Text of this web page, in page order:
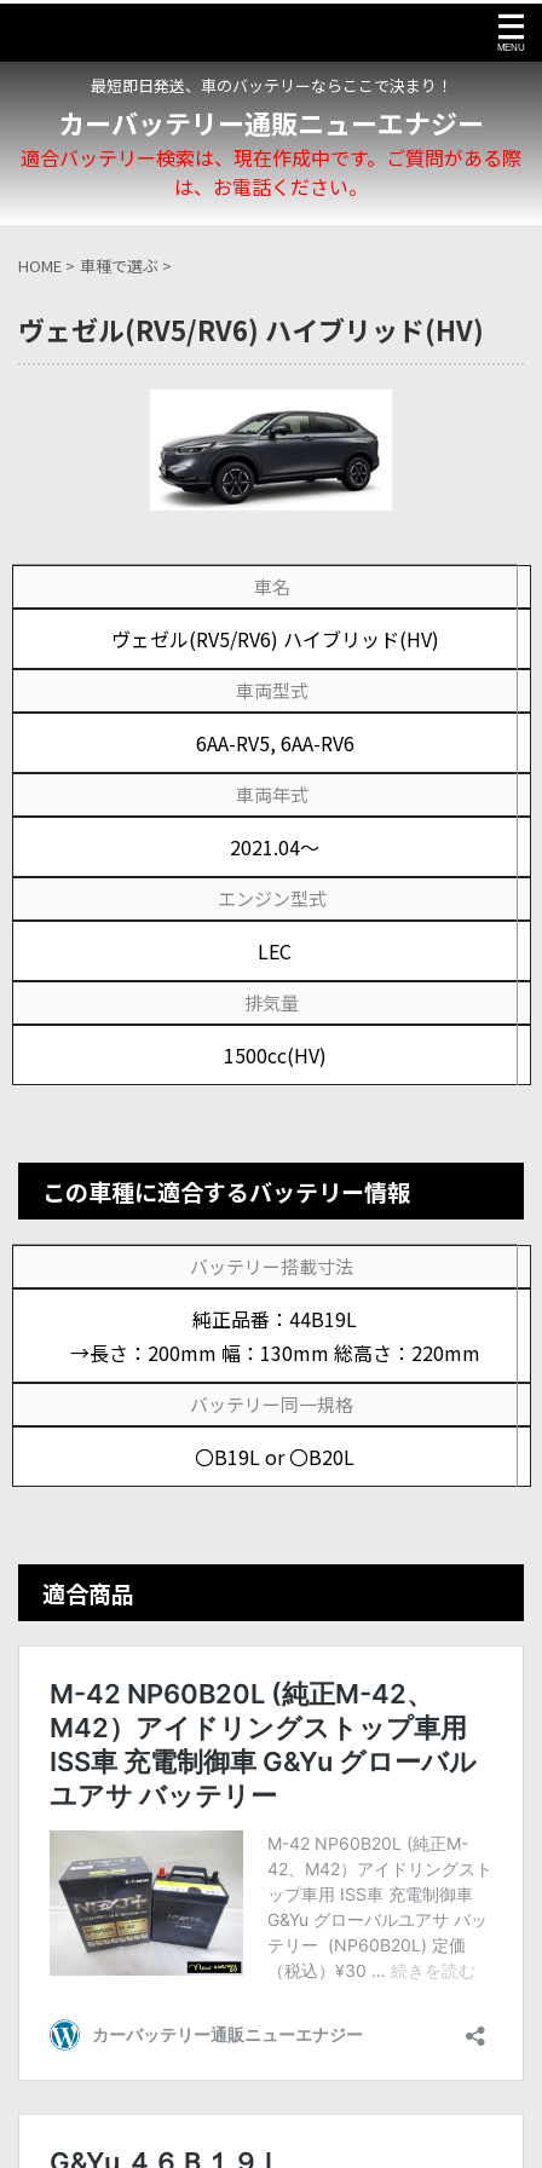
最短即日発送、車のバッテリーならここで決まり！
カーバッテリー通販ニューエナジー
適合バッテリー検索は、現在作成中です。ご質問がある際
は、お電話ください。
HOME > 車種で選ぶ >
ヴェゼル(RV5/RV6) ハイブリッド(HV)
車名
ヴェゼル(RV5/RV6) ハイブリッド(HV)
車両型式
6AA-RV5, 6AA-RV6
車両年式
2021.04～
エンジン型式
LEC
排気量
1500cc(HV)
この車種に適合するバッテリー情報
バッテリー搭載寸法
純正品番：44B19L
→長さ：200mm 幅：130mm 総高さ：220mm
バッテリー同一規格
〇B19L or 〇B20L
適合商品